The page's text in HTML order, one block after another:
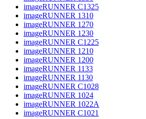
imageRUNNER C1325
imageRUNNER 1310
imageRUNNER 1270
imageRUNNER 1230
imageRUNNER C1225
imageRUNNER 1210
imageRUNNER 1200
imageRUNNER 1133
imageRUNNER 1130
imageRUNNER C1028
imageRUNNER 1024
imageRUNNER 1022A
imageRUNNER C1021